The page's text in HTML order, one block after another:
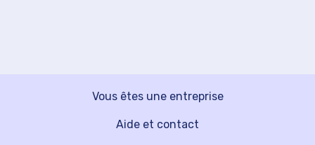
Vous êtes une entreprise
Aide et contact